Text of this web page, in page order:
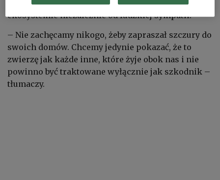
myślenia o zwierzęciu, które istnieje w miejskim
ekosystemie niezależnie od ludzkiej sympatii.
– Nie zachęcamy nikogo, żeby zapraszał szczury do
swoich domów. Chcemy jedynie pokazać, że to
zwierzę jak każde inne, które żyje obok nas i nie
powinno być traktowane wyłącznie jak szkodnik –
tłumaczy.